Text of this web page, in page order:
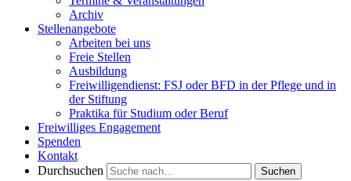
Archiv
Stellenangebote
Arbeiten bei uns
Freie Stellen
Ausbildung
Freiwilligendienst: FSJ oder BFD in der Pflege und in
der Stiftung
Praktika für Studium oder Beruf
Freiwilliges Engagement
Spenden
Kontakt
Durchsuchen
Suchen